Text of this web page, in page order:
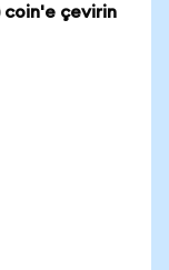
coin'e çevirin